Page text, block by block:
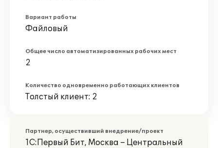
Вариант работы
Файловый
Общее число автоматизированных рабочих мест
2
Количество одновременно работающих клиентов
Толстый клиент: 2
Партнер, осуществивший внедрение/проект
1С:Первый Бит, Москва – Центральный